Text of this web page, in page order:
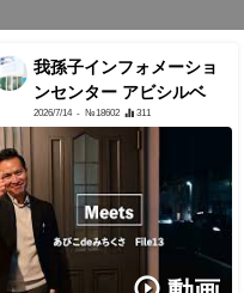
我孫子インフォメーショ
ンセンター アビシルベ
2026/7/14 - №18602 311